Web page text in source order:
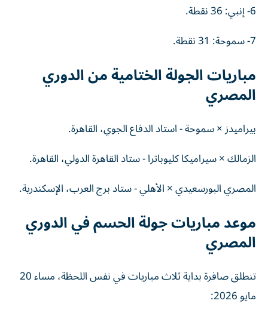
6- إنبي: 36 نقطة.
7- سموحة: 31 نقطة.
مباريات الجولة الختامية من الدوري
المصري
بيراميدز × سموحة - استاد الدفاع الجوي، القاهرة.
الزمالك × سيراميكا كليوباترا - ستاد القاهرة الدولي، القاهرة.
المصري البورسعيدي × الأهلي - ستاد برج العرب، الإسكندرية.
موعد مباريات جولة الحسم في الدوري
المصري
تنطلق صافرة بداية ثلاث مباريات في نفس اللحظة، مساء 20
مايو 2026: